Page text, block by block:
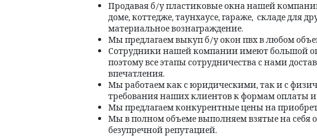
Продавая б/у пластиковые окна нашей
доме, коттедже, таунхаусе, гараже, складе для
материальное вознаграждение.
Мы предлагаем выкуп б/у окон пвх в любом
Сотрудники нашей компании имеют большой
поэтому все этапы сотрудничества с нами
впечатления.
Мы работаем как с юридическими, так и с
требования наших клиентов к формам оплаты
Мы предлагаем конкурентные цены на
Мы в полном объеме выполняем взятые на себя
безупречной репутацией.